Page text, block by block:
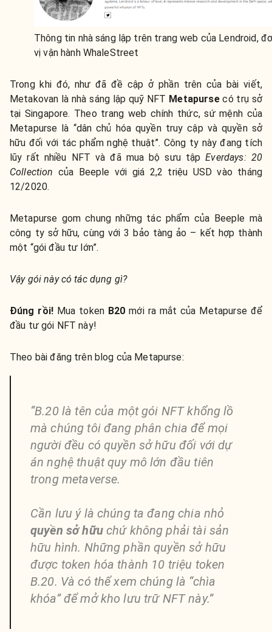
Thông tin nhà sáng lập trên trang web của Lendroid,
vị vận hành WhaleStreet
Trong khi đó, như đã đề cập ở phần trên của bài viết,
Metakovan là nhà sáng lập quỹ NFT Metapursecó trụ sở
tại Singapore. Theo trang web chính thức, sứ mệnh của
Metapurse là “dân chủ hóa quyền truy cập và quyền sở
hữu đối với tác phẩm nghệ thuật”. Công ty này đang tích
lũy rất nhiều NFT và đã mua bộ sưu tậpEverdays: 20
Collection của Beeple với giá 2,2 triệu USD vào tháng
12/2020.
Metapurse gom chung những tác phẩm của Beeple mà
công ty sở hữu, cùng với 3 bảo tàng ảo – kết hợp thành
một “gói đầu tư lớn”.
Vậy gói này có tác dụng gì?
Đúng rồi! Mua token B20 mới ra mắt của Metapurse để
đầu tư gói NFT này!
Theo bài đăng trên blog của Metapurse:
“B.20 là tên của một gói NFT khổng lồ
mà chúng tôi đang phân chia để mọi
người đều có quyền sở hữu đối với dự
án nghệ thuật quy mô lớn đầu tiên
trong metaverse.
Cần lưu ý là chúng ta đang chia nhỏ
quyền sở hữuchứ không phải tài sản
hữu hình. Những phần quyền sở hữu
được token hóa thành 10 triệu token
B.20. Và có thể xem chúng là “chìa
khóa” để mở kho lưu trữ NFT này.”